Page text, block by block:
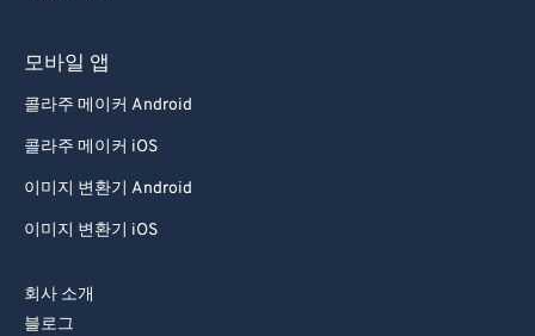
모바일 앱
콜라주 메이커 Android
콜라주 메이커 iOS
이미지 변환기 Android
이미지 변환기 iOS
회사 소개
블로그